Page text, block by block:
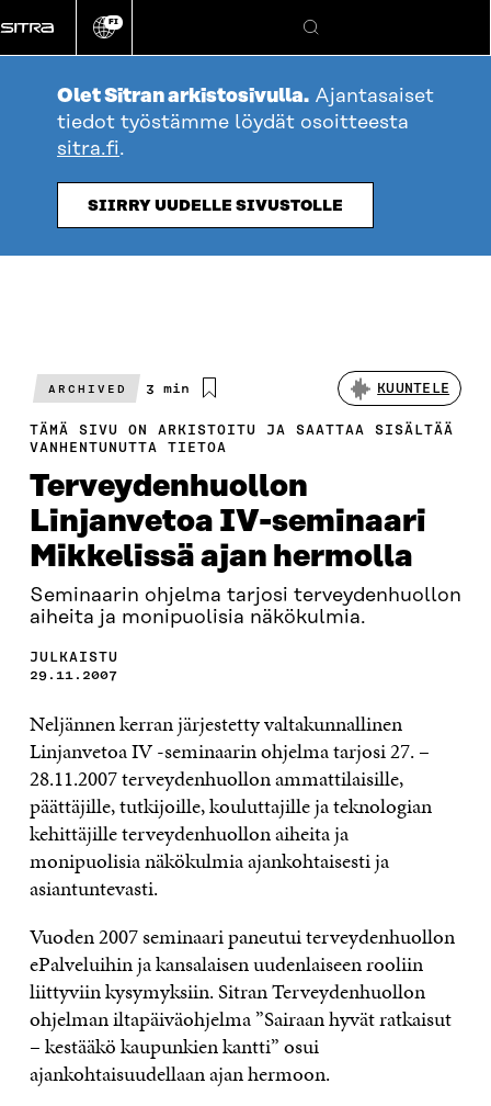
suoraan
sisältöön
Vaihda
kieli
FI
Hae
Olet Sitran arkistosivulla. Ajantasaiset
tiedot työstämme löydät osoitteesta
sitra.fi.
SIIRRY UUDELLE SIVUSTOLLE
ARCHIVED
Arvioitu
3 min KUUNTELE
TÄMÄ SIVU ON ARKISTOITU JA SAATTAA SISÄLTÄÄ
VANHENTUNUTTA TIETOA
Terveydenhuollon
Linjanvetoa IV-seminaari
Mikkelissä ajan hermolla
Seminaarin ohjelma tarjosi terveydenhuollon
aiheita ja monipuolisia näkökulmia.
JULKAISTU
29.11.2007
Neljännen kerran järjestetty valtakunnallinen
Linjanvetoa IV -seminaarin ohjelma tarjosi 27. –
28.11.2007 terveydenhuollon ammattilaisille,
päättäjille, tutkijoille, kouluttajille ja teknologian
kehittäjille terveydenhuollon aiheita ja
monipuolisia näkökulmia ajankohtaisesti ja
asiantuntevasti.
Vuoden 2007 seminaari paneutui terveydenhuollon
ePalveluihin ja kansalaisen uudenlaiseen rooliin
liittyviin kysymyksiin. Sitran Terveydenhuollon
ohjelman iltapäiväohjelma ”Sairaan hyvät ratkaisut
– kestääkö kaupunkien kantti” osui
ajankohtaisuudellaan ajan hermoon.